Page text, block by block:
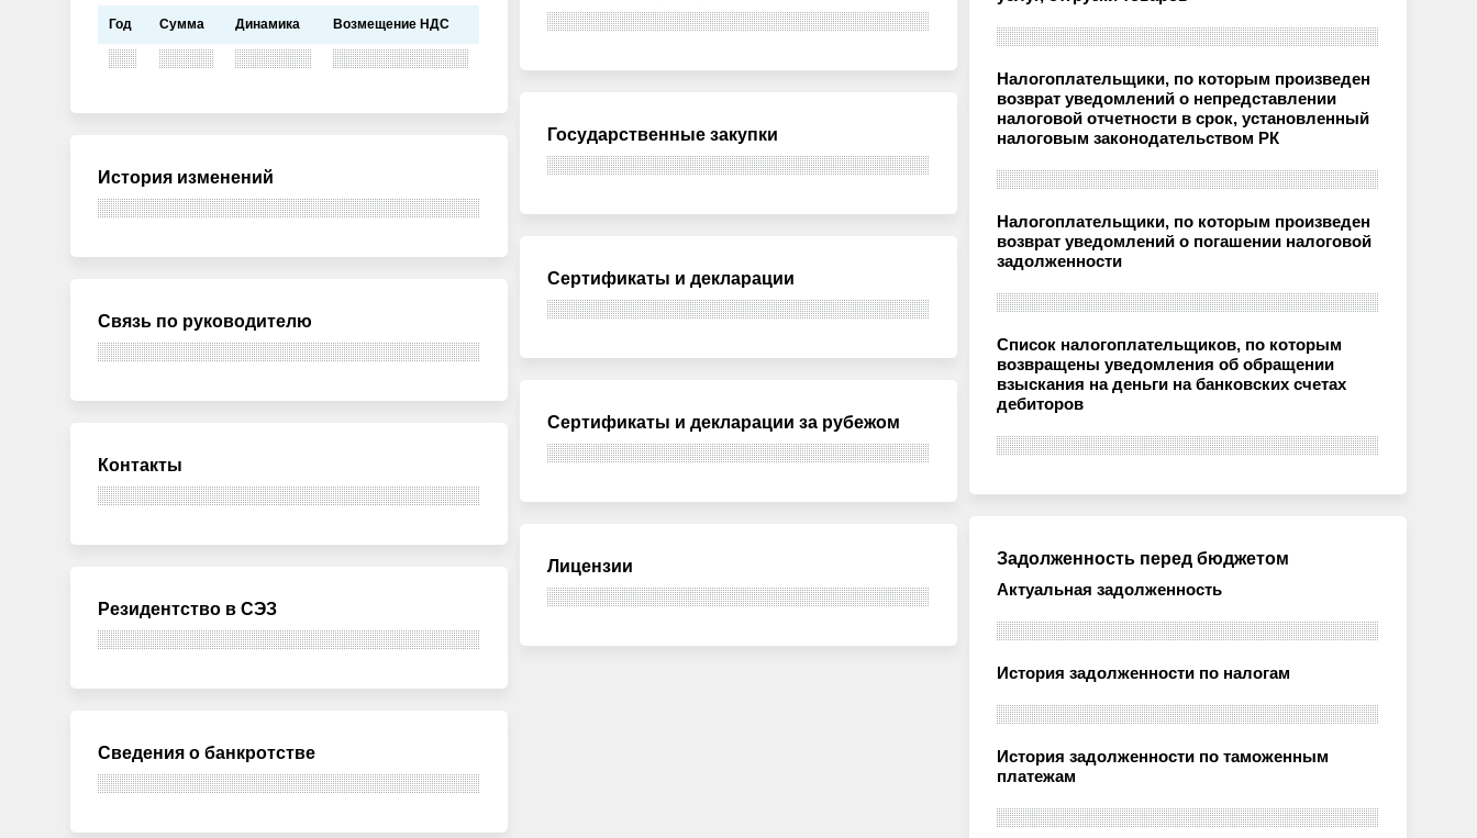
Год Сумма Динамика Возмещение НДС
История изменений
Связь по руководителю
Контакты
Резидентство в СЭЗ
Сведения о банкротстве
Государственные закупки
Сертификаты и декларации
Сертификаты и декларации за рубежом
Лицензии
Налогоплательщики, по которым произведен
возврат уведомлений о непредставлении
налоговой отчетности в срок, установленный
налоговым законодательством РК
Налогоплательщики, по которым произведен
возврат уведомлений о погашении налоговой
задолженности
Список налогоплательщиков, по которым
возвращены уведомления об обращении
взыскания на деньги на банковских счетах
дебиторов
Задолженность перед бюджетом
Актуальная задолженность
История задолженности по налогам
История задолженности по таможенным
платежам